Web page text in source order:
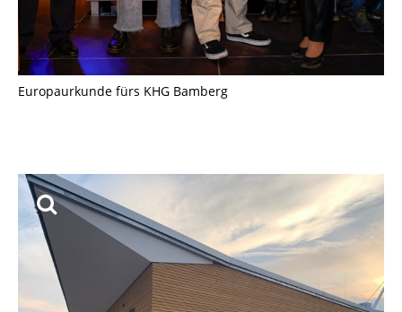
Europaurkunde fürs KHG Bamberg